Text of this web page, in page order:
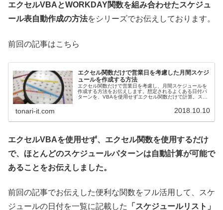
エクセルVBAとWORKDAY関数を組み合わせたスケジュ
ール表自動作成の方法をシリーズでお伝えしております。
前回の記事はこちら
エクセル関数だけで営業日を考慮した月間スケジ
ュールを作成する方法
エクセル関数だけで営業日を考慮し、月間スケジュールを
作成する方法をお伝えします。想定されるよくある日付パ
ターンを、VBAを使用せずエクセル関数だけで計算。スケ
tonari-it.com 2018.10.10
エクセルVBAを使用せず、エクセル関数を使用するだけ
で、ほとんどのスケジュールパターンは自動計算が可能で
あることをお伝えしました。
前回の記事でお伝えした便利な関数をフル活用して、スケ
ジュールの日付を一覧に記載した
「スケジュールリスト」